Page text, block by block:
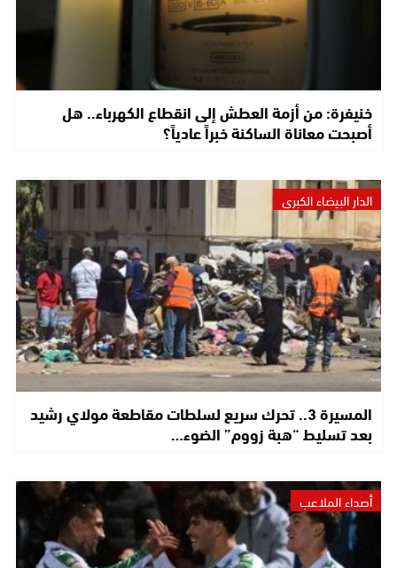
خنيفرة: من أزمة العطش إلى انقطاع الكهرباء.. هل
أصبحت معاناة الساكنة خبراً عادياً؟
الدار البيضاء الكبرى
المسيرة 3.. تحرك سريع لسلطات مقاطعة مولاي رشيد
بعد تسليط “هبة زووم” الضوء…
أصداء الملاعب